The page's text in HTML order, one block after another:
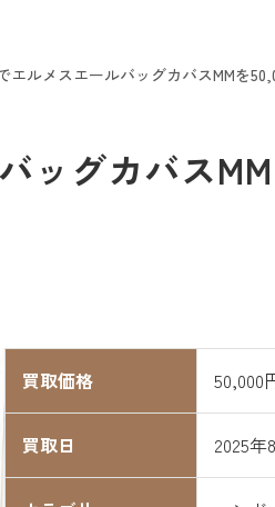
エルメスエールバッグカバスMMを
ッグカバス
買取価格 50,000
買取日 2025年